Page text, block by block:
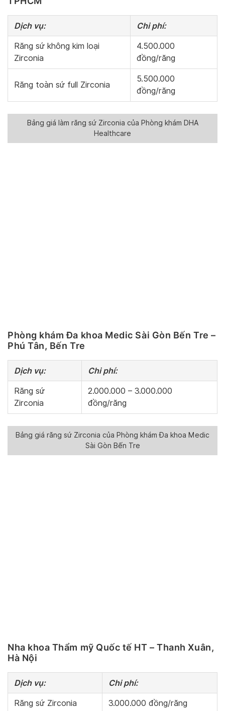
Dịch vụ: Chi phí:
Răng sứ không kim loại
Zirconia
4.500.000
đồng/răng
Răng toàn sứ full Zirconia
5.500.000
đồng/răng
Bảng giá làm răng sứ Zirconia của Phòng khám DHA
Healthcare
Phòng khám Đa khoa Medic Sài Gòn Bến Tre –
Phú Tân, Bến Tre
Dịch vụ: Chi phí:
Răng sứ
Zirconia
2.000.000 – 3.000.000
đồng/răng
Bảng giá răng sứ Zirconia của Phòng khám Đa khoa Medic
Sài Gòn Bến Tre
Nha khoa Thẩm mỹ Quốc tế HT – Thanh Xuân,
Hà Nội
Dịch vụ: Chi phí:
Răng sứ Zirconia 3.000.000 đồng/răng